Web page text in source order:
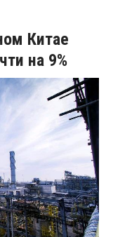
Китае
на 9%